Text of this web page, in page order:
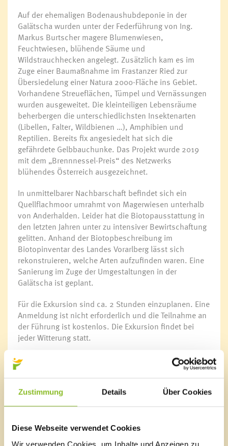
Zustimmung Details Über Cookies
Diese Webseite verwendet Cookies
Wir verwenden Cookies, um Inhalte und Anzeigen zu
Auf der ehemaligen Bodenaushubdeponie in der
Galätscha wurden unter der Federführung von Ing.
Markus Burtscher magere Blumenwiesen,
Feuchtwiesen, blühende Säume und
Wildstrauchhecken angelegt. Zusätzlich kam es im
Zuge einer Baumaßnahme im Frastanzer Ried zur
Übersiedelung einer Natura 2000-Fläche ins Gebiet.
Vorhandene Streueflächen, Tümpel und Vernässungen
wurden ausgeweitet. Die kleinteiligen Lebensräume
beherbergen die unterschiedlichsten Insektenarten
(Libellen, Falter, Wildbienen …), Amphibien und
Reptilien. Bereits fix angesiedelt hat sich die
gefährdete Gelbbauchunke. Das Projekt wurde 2019
mit dem „Brennnessel-Preis“ des Netzwerks
blühendes Österreich ausgezeichnet.
In unmittelbarer Nachbarschaft befindet sich ein
Quellflachmoor umrahmt von Magerwiesen unterhalb
von Anderhalden. Leider hat die Biotopausstattung in
den letzten Jahren unter zu intensiver Bewirtschaftung
gelitten. Anhand der Biotopbeschreibung im
Biotopinventar des Landes Vorarlberg lässt sich
rekonstruieren, welche Arten aufzufinden waren. Eine
Sanierung im Zuge der Umgestaltungen in der
Galätscha ist geplant.
Für die Exkursion sind ca. 2 Stunden einzuplanen. Eine
Anmeldung ist nicht erforderlich und die Teilnahme an
der Führung ist kostenlos. Die Exkursion findet bei
jeder Witterung statt.
Die Einladung richtet sich an alle Interessierten, die die
Vielfalt der Natur in Vorarlberg näher kennenlernen
möchten!
Bitte beachten Sie, dass während der Exkursion die
im Zusammenhang mit der COVID-19-Pandemie